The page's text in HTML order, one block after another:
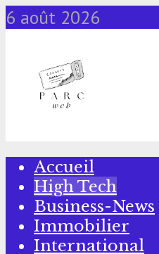
6 août 2026
Accueil
High Tech
Business-News
Immobilier
International